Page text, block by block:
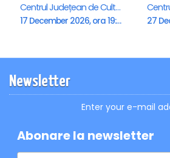
Centrul Județean de Cultură și Creație Călărași - Sala , Calarasi
17 December 2026, ora 19:00
Newsletter
Enter your e-mail
Abonare la newsletter